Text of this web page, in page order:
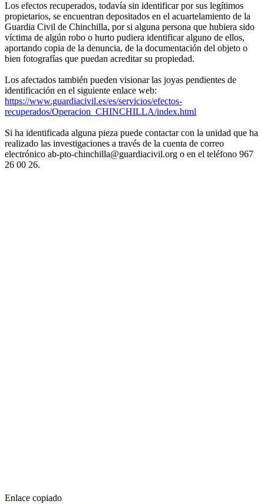
Los efectos recuperados, todavía sin identificar por sus legítimos
propietarios, se encuentran depositados en el acuartelamiento de la
Guardia Civil de Chinchilla, por si alguna persona que hubiera sido
víctima de algún robo o hurto pudiera identificar alguno de ellos,
aportando copia de la denuncia, de la documentación del objeto o
bien fotografías que puedan acreditar su propiedad.
Los afectados también pueden visionar las joyas pendientes de
identificación en el siguiente enlace web:
https://www.guardiacivil.es/es/servicios/efectos-
recuperados/Operacion_CHINCHILLA/index.html
Si ha identificada alguna pieza puede contactar con la unidad que ha
realizado las investigaciones a través de la cuenta de correo
electrónico ab-pto-chinchilla@guardiacivil.org o en el teléfono 967
26 00 26.
Enlace copiado